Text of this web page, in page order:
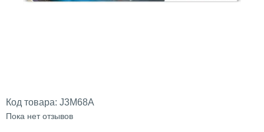
Код товара: J3M68A
Пока нет отзывов